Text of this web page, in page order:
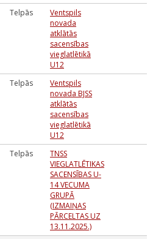
Telpās
Ventspils
novada
atklātās
sacensības
vieglatlētikā
U12
Telpās
Ventspils
novada BJSS
atklātās
sacensības
vieglatlētikā
U12
Telpās
TNSS
VIEGLATLĒTIKAS
SACENSĪBAS U-
14 VECUMA
GRUPĀ
(IZMAIŅAS
PĀRCELTAS UZ
13.11.2025.)